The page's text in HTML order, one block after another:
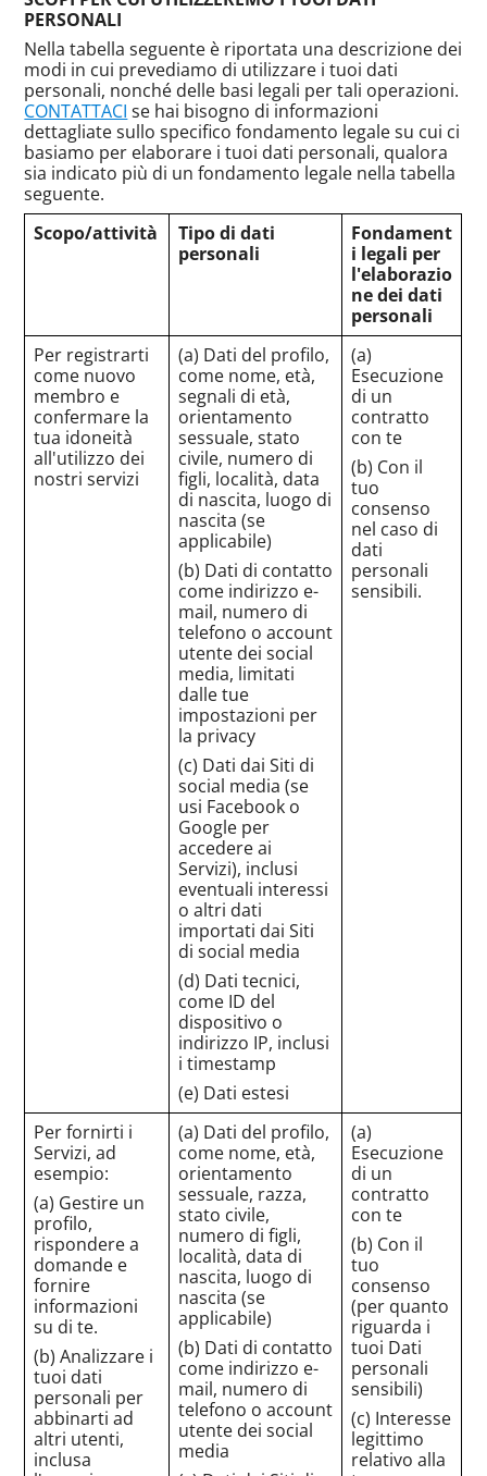
PERSONALI
Nella tabella seguente è riportata una descrizione dei
modi in cui prevediamo di utilizzare i tuoi dati
personali, nonché delle basi legali per tali operazioni.
CONTATTACI se hai bisogno di informazioni
dettagliate sullo specifico fondamento legale su cui ci
basiamo per elaborare i tuoi dati personali, qualora
sia indicato più di un fondamento legale nella tabella
seguente.
Scopo/attività
Tipo di dati
personali
Fondament
i legali per
l'elaborazio
ne dei dati
personali
Per registrarti
come nuovo
membro e
confermare la
tua idoneità
all'utilizzo dei
nostri servizi
(a) Dati del profilo,
come nome, età,
segnali di età,
orientamento
sessuale, stato
civile, numero di
figli, località, data
di nascita, luogo di
nascita (se
applicabile)
(b) Dati di contatto
come indirizzo e-
mail, numero di
telefono o account
utente dei social
media, limitati
dalle tue
impostazioni per
la privacy
(c) Dati dai Siti di
social media (se
usi Facebook o
Google per
accedere ai
Servizi), inclusi
eventuali interessi
o altri dati
importati dai Siti
di social media
(d) Dati tecnici,
come ID del
dispositivo o
indirizzo IP, inclusi
i timestamp
(e) Dati estesi
(a)
Esecuzione
di un
contratto
con te
(b) Con il
tuo
consenso
nel caso di
dati
personali
sensibili.
Per fornirti i
Servizi, ad
esempio:
(a) Gestire un
profilo,
rispondere a
domande e
fornire
informazioni
su di te.
(b) Analizzare i
tuoi dati
personali per
abbinarti ad
altri utenti,
inclusa
(a) Dati del profilo,
come nome, età,
orientamento
sessuale, razza,
stato civile,
numero di figli,
località, data di
nascita, luogo di
nascita (se
applicabile)
(b) Dati di contatto
come indirizzo e-
mail, numero di
telefono o account
utente dei social
media
(a)
Esecuzione
di un
contratto
con te
(b) Con il
tuo
consenso
(per quanto
riguarda i
tuoi Dati
personali
sensibili)
(c) Interesse
legittimo
relativo alla